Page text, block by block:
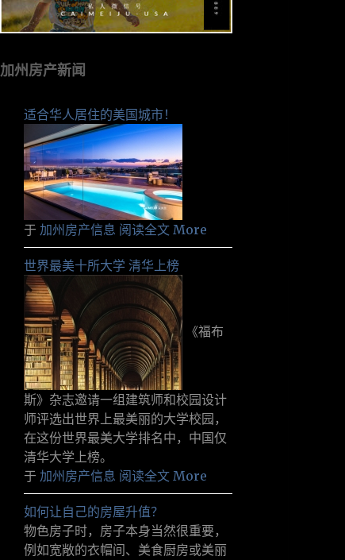
加州房产新闻
适合华人居住的美国城市！
于 加州房产信息 阅读全文 More
世界最美十所大学 清华上榜
《福布
斯》杂志邀请一组建筑师和校园设计
师评选出世界上最美丽的大学校园，
在这份世界最美大学排名中，中国仅
清华大学上榜。
于 加州房产信息 阅读全文 More
如何让自己的房屋升值？
物色房子时，房子本身当然很重要，
例如宽敞的衣帽间、美食厨房或美丽